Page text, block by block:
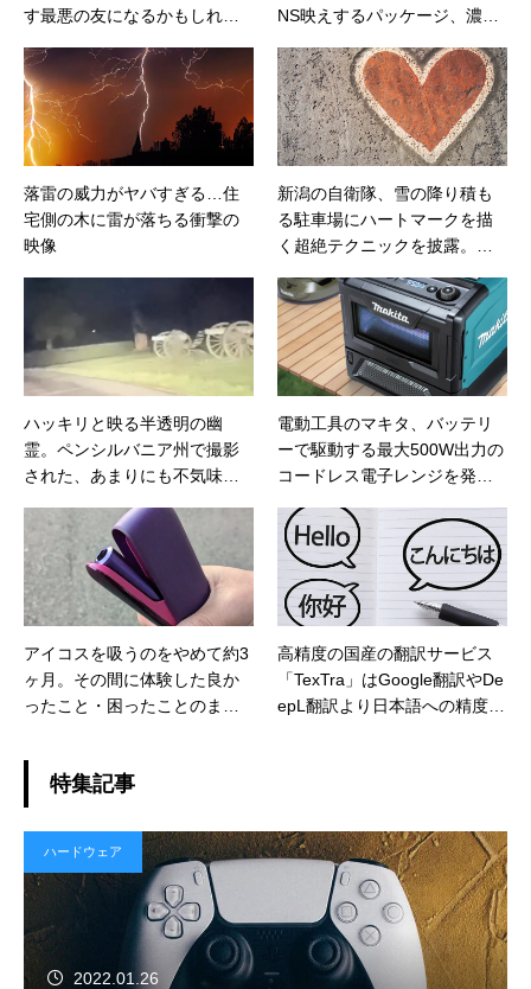
す最悪の友になるかもしれな
NS映えするパッケージ、濃厚
落雷の威力がヤバすぎる…住
宅側の木に雷が落ちる衝撃の
映像
新潟の自衛隊、雪の降り積も
る駐車場にハートマークを描
く超絶テクニックを披露。こ
ハッキリと映る半透明の幽
霊。ペンシルバニア州で撮影
された、あまりにも不気味な
電動工具のマキタ、バッテリ
ーで駆動する最大500W出力の
コードレス電子レンジを発
そう
アイコスを吸うのをやめて約3
ヶ月。その間に体験した良か
ったこと・困ったことのまと
高精度の国産の翻訳サービス
「TexTra」はGoogle翻訳やDe
epL翻訳より日本語への精度が
特集記事
ハードウェア
2022.01.26